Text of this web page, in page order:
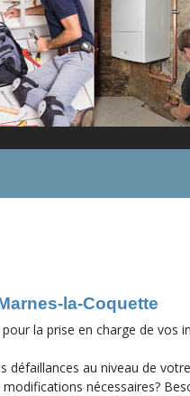
Votre
la-Coquette
pour la prise en charge de vos
défaillances au niveau de
nécessaires?